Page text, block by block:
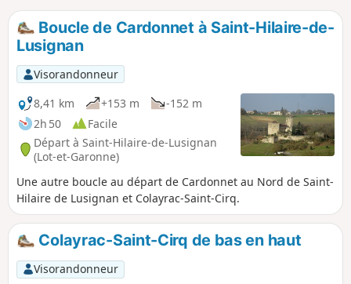
Boucle de Cardonnet à Saint-Hilaire-de-
Lusignan
Visorandonneur
8,41 km
+153 m
-152 m
2h 50
Facile
Départ à Saint-Hilaire-de-Lusignan
(Lot-et-Garonne)
Une autre boucle au départ de Cardonnet au Nord de Saint-
Hilaire de Lusignan et Colayrac-Saint-Cirq.
Colayrac-Saint-Cirq de bas en haut
Visorandonneur